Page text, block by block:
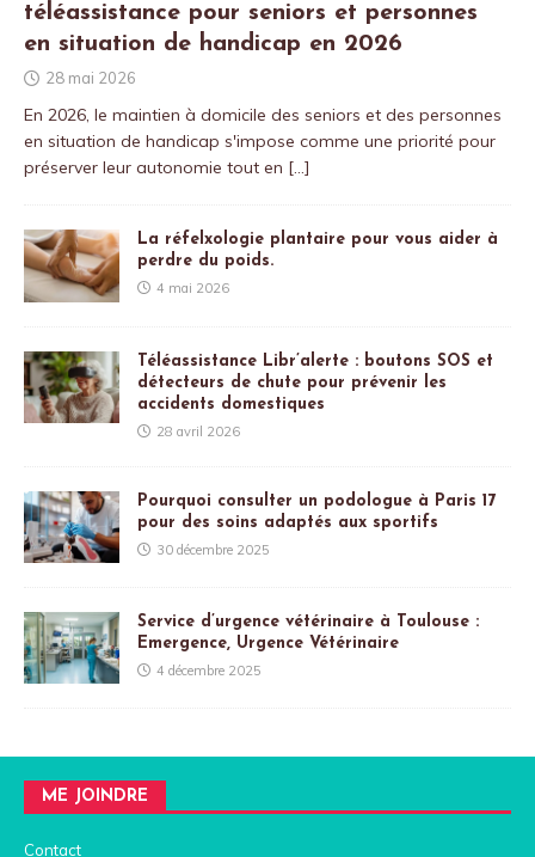
téléassistance pour seniors et personnes
en situation de handicap en 2026
28 mai 2026
En 2026, le maintien à domicile des seniors et des personnes
en situation de handicap s'impose comme une priorité pour
préserver leur autonomie tout en […]
La réfelxologie plantaire pour vous aider à
perdre du poids.
4 mai 2026
Téléassistance Libr’alerte : boutons SOS et
détecteurs de chute pour prévenir les
accidents domestiques
28 avril 2026
Pourquoi consulter un podologue à Paris 17
pour des soins adaptés aux sportifs
30 décembre 2025
Service d’urgence vétérinaire à Toulouse :
Emergence, Urgence Vétérinaire
4 décembre 2025
ME JOINDRE
Contact